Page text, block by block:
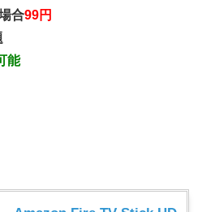
合99円
能